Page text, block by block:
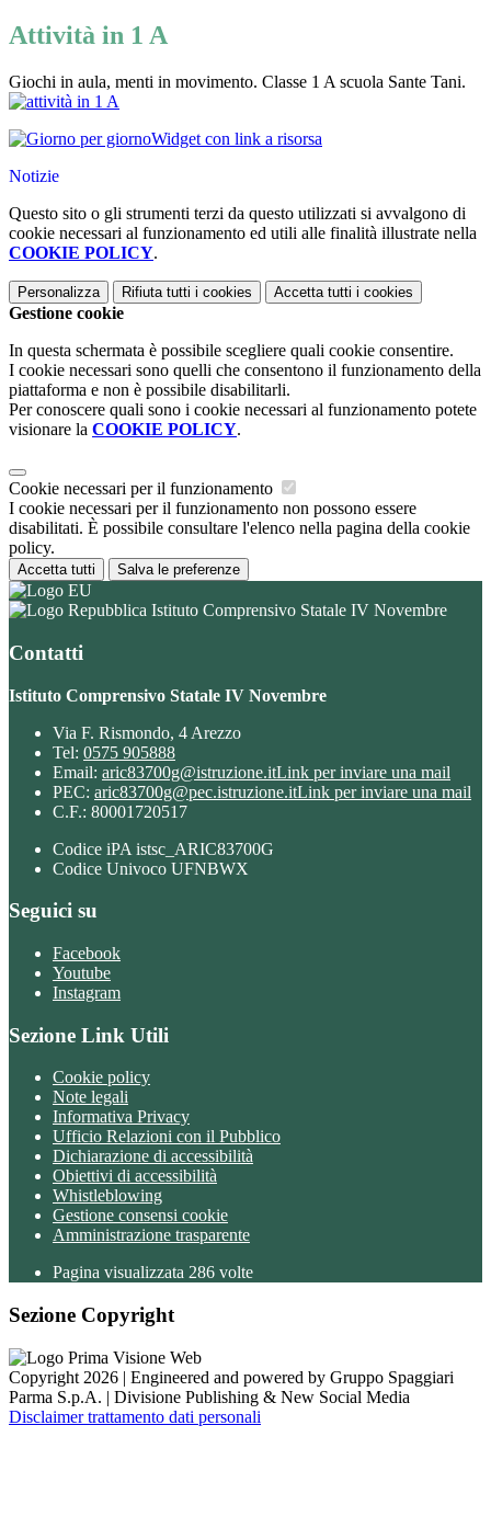
Attività in 1 A
Giochi in aula, menti in movimento. Classe 1 A scuola Sante Tani.
Widget con link a risorsa
Notizie
Questo sito o gli strumenti terzi da questo utilizzati si avvalgono di
cookie necessari al funzionamento ed utili alle finalità illustrate nella
COOKIE POLICY.
Personalizza Rifiuta tutti i cookies Accetta tutti i cookies
Gestione cookie
In questa schermata è possibile scegliere quali cookie consentire.
I cookie necessari sono quelli che consentono il funzionamento della
piattaforma e non è possibile disabilitarli.
Per conoscere quali sono i cookie necessari al funzionamento potete
visionare la COOKIE POLICY.
Cookie necessari per il funzionamento
I cookie necessari per il funzionamento non possono essere
disabilitati. È possibile consultare l'elenco nella pagina della cookie
policy.
Accetta tutti Salva le preferenze
Istituto Comprensivo Statale IV Novembre
Contatti
Istituto Comprensivo Statale IV Novembre
Via F. Rismondo, 4 Arezzo
Tel: 0575 905888
Email: aric83700g@istruzione.itLink per inviare una mail
PEC: aric83700g@pec.istruzione.itLink per inviare una mail
C.F.: 80001720517
Codice iPA istsc_ARIC83700G
Codice Univoco UFNBWX
Seguici su
Facebook
Youtube
Instagram
Sezione Link Utili
Cookie policy
Note legali
Informativa Privacy
Ufficio Relazioni con il Pubblico
Dichiarazione di accessibilità
Obiettivi di accessibilità
Whistleblowing
Gestione consensi cookie
Amministrazione trasparente
Pagina visualizzata 286 volte
Sezione Copyright
Copyright 2026 | Engineered and powered by Gruppo Spaggiari
Parma S.p.A. | Divisione Publishing & New Social Media
Disclaimer trattamento dati personali